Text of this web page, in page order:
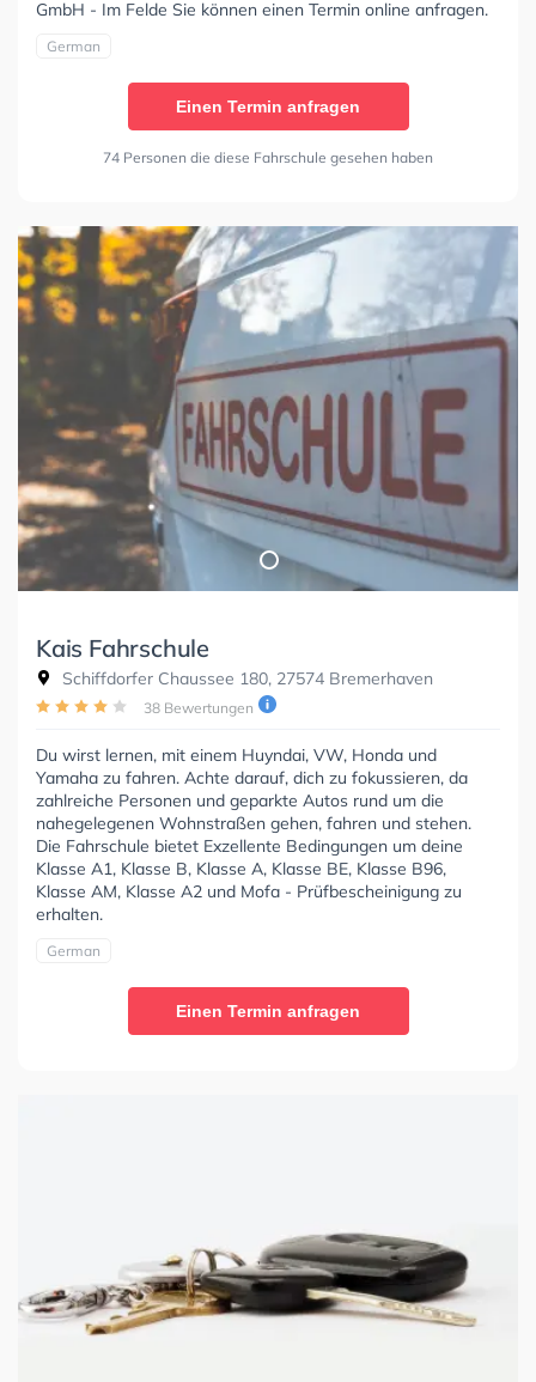
GmbH - Im Felde Sie können einen Termin online anfragen.
German
Einen Termin anfragen
74 Personen die diese Fahrschule gesehen haben
Kais Fahrschule
Schiffdorfer Chaussee 180, 27574 Bremerhaven
38 Bewertungen
Du wirst lernen, mit einem Huyndai, VW, Honda und
Yamaha zu fahren. Achte darauf, dich zu fokussieren, da
zahlreiche Personen und geparkte Autos rund um die
nahegelegenen Wohnstraßen gehen, fahren und stehen.
Die Fahrschule bietet Exzellente Bedingungen um deine
Klasse A1, Klasse B, Klasse A, Klasse BE, Klasse B96,
Klasse AM, Klasse A2 und Mofa - Prüfbescheinigung zu
erhalten.
German
Einen Termin anfragen